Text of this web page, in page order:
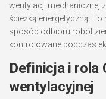
wentylacji mechanicznej
ścieżką energetyczną. To
sposób odbioru robót
kontrolowane podczas
Definicja i rola
wentylacyjnej